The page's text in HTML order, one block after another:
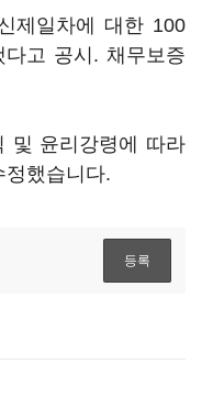
제일차에 대한 100
고 공시. 채무보증
및 윤리강령에 따라
정했습니다.